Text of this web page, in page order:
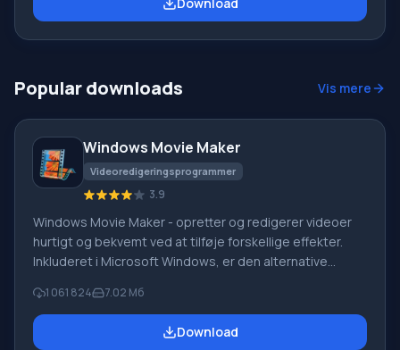
kortfattet, behersket interface uden unødvendige
kopiere adressen
Popular downloads Vis mere
Windows Movie Maker
Videoredigeringsprogrammer
3.9
Windows Movie Maker - opretter og redigerer videoer
hurtigt og bekvemt ved at tilføje forskellige effekter.
Inkluderet i Microsoft Windows, er den alternative
Live-softwarepakke fra Microsoft. Funktioner i Windows
Movie Maker: Optag video fra forskellige kilder
(videokameraer, mobiltelefoner, digitale videokameraer,
1 061 824 7.02 Мб
Download